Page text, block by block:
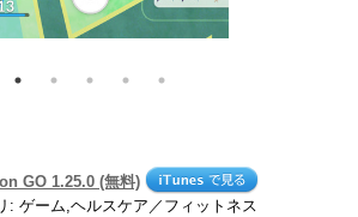
GO 1.25.0 (無料)
: ゲーム,ヘルスケア／フィットネス